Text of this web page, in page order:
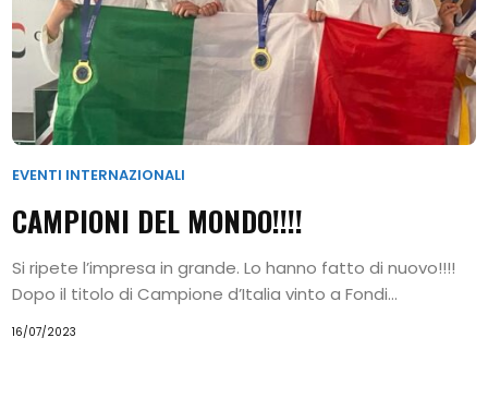
Home
del
Do
EVENTI INTERNAZIONALI
CAMPIONI DEL MONDO!!!!
Si ripete l’impresa in grande. Lo hanno fatto di nuovo!!!!
Dopo il titolo di Campione d’Italia vinto a Fondi...
16/07/2023